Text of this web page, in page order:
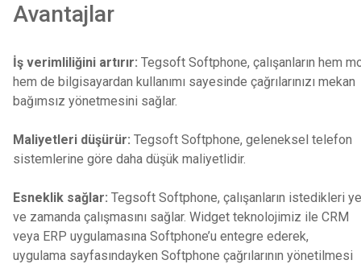
Avantajlar
İş verimliliğini artırır: Tegsoft Softphone, çalışanların hem
hem de bilgisayardan kullanımı sayesinde çağrılarınızı mekan
bağımsız yönetmesini sağlar.
Maliyetleri düşürür: Tegsoft Softphone, geleneksel telefon
sistemlerine göre daha düşük maliyetlidir.
Esneklik sağlar: Tegsoft Softphone, çalışanların istedikleri
ve zamanda çalışmasını sağlar. Widget teknolojimiz ile CRM
veya ERP uygulamasına Softphone’u entegre ederek,
uygulama sayfasındayken Softphone çağrılarının yönetilmesi